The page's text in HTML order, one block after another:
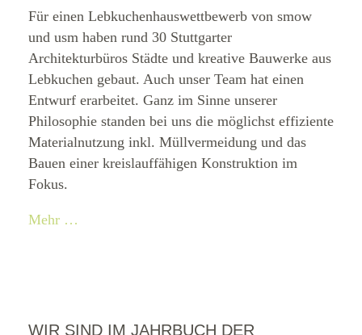
Für einen Lebkuchenhauswettbewerb von smow
und usm haben rund 30 Stuttgarter
Architekturbüros Städte und kreative Bauwerke aus
Lebkuchen gebaut. Auch unser Team hat einen
Entwurf erarbeitet. Ganz im Sinne unserer
Philosophie standen bei uns die möglichst effiziente
Materialnutzung inkl. Müllvermeidung und das
Bauen einer kreislauffähigen Konstruktion im
Fokus.
Mehr …
WIR SIND IM JAHRBUCH DER